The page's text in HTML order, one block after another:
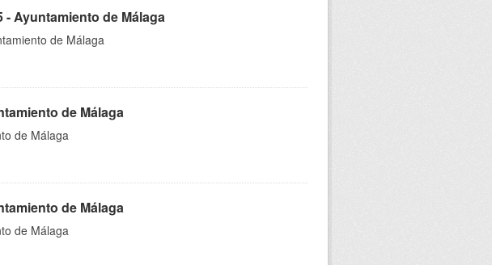
Ayuntamiento de Málaga
de Málaga
de Málaga
de Málaga
de Málaga
de Málaga